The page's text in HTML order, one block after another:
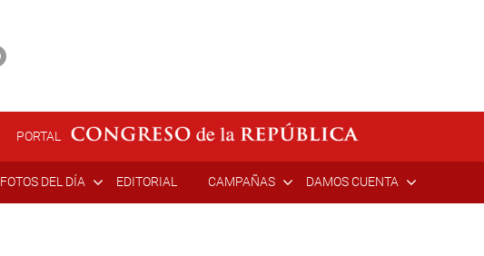
PORTAL
FOTOS DEL DÍA EDITORIAL CAMPAÑAS DAMOS CUENTA